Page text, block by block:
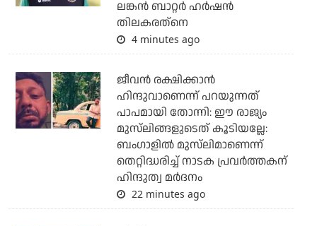
ലങ്കന്‍ ബാറ്റര്‍ ഹര്‍ഷന്‍
തിലകരത്‌നെ
4 minutes ago
ജീവന്‍ രക്ഷിക്കാന്‍
ഹിന്ദുവാണെന്ന് പറയുന്നത്
പാപമായി തോന്നി: ഈ രാജ്യം
മുസ്‌ലിങ്ങളുടെത് കൂടിയല്ലേ:
ബംഗാളില്‍ മുസ്‌ലിമാണെന്ന്
തെറ്റിദ്ധരിച്ച് നാടക പ്രവര്‍ത്തകന്
ഹിന്ദുത്വ മര്‍ദനം
22 minutes ago